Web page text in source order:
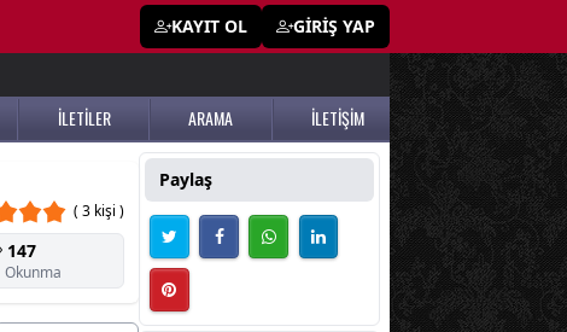
KAYIT OL GİRİŞ YAP
İLETİLER ARAMA İLETİŞİM
( 3 kişi )
147
Okunma
Paylaş